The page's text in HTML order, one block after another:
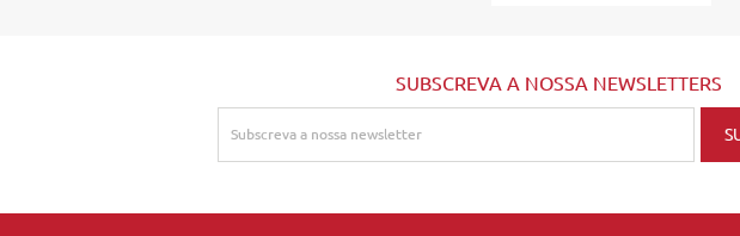
SUBSCREVA A NOSSA NEWSLETTERS